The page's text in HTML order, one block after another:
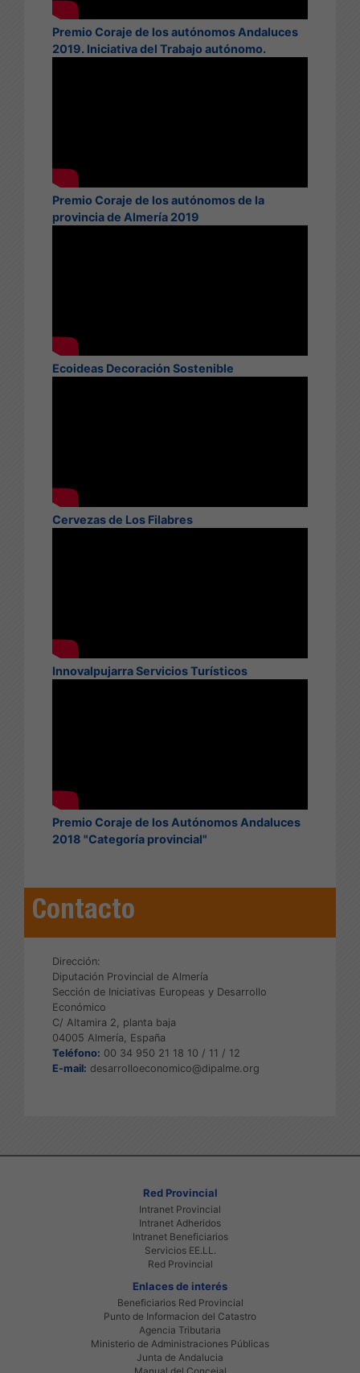
Premio Coraje de los autónomos Andaluces
2019. Iniciativa del Trabajo autónomo.
Premio Coraje de los autónomos de la
provincia de Almería 2019
Ecoideas Decoración Sostenible
Cervezas de Los Filabres
Innovalpujarra Servicios Turísticos
Premio Coraje de los Autónomos Andaluces
2018 "Categoría provincial"
Contacto
Dirección:
Diputación Provincial de Almería
Sección de Iniciativas Europeas y Desarrollo
Económico
C/ Altamira 2, planta baja
04005 Almería, España
Teléfono: 00 34 950 21 18 10 / 11 / 12
E-mail: desarrolloeconomico@dipalme.org
Red Provincial
Intranet Provincial
Intranet Adheridos
Intranet Beneficiarios
Servicios EE.LL.
Red Provincial
Enlaces de interés
Beneficiarios Red Provincial
Punto de Informacion del Catastro
Agencia Tributaria
Ministerio de Administraciones Públicas
Junta de Andalucia